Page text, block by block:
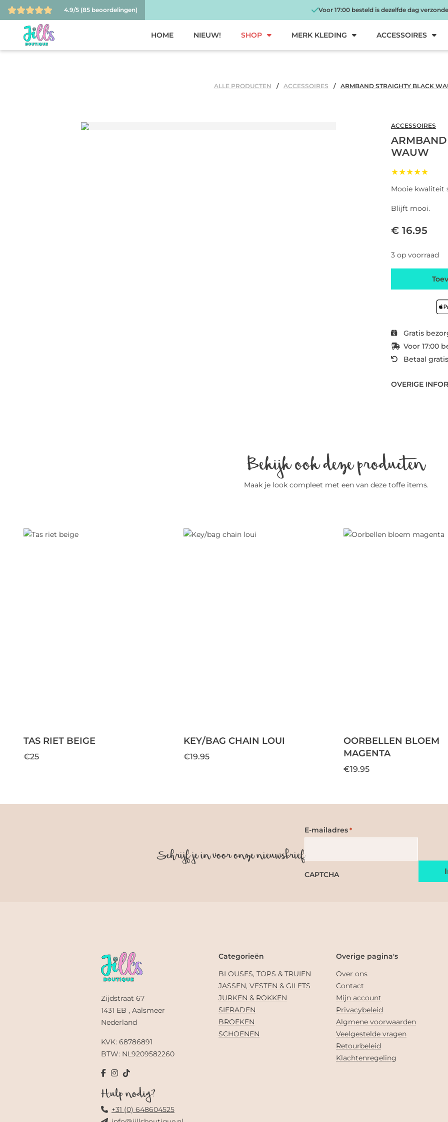
4.9/5 (85 beoordelingen) Voor 17:00 besteld is dezelfde dag
HOME NIEUW! SHOP MERK KLEDING ACCESSOIRES
ALLE PRODUCTEN ACCESSOIRES ARMBAND STRAIGHTY BLACK
ACCESSOIRES
ARMBAND
WAUW
★★★★★
Mooie kwaliteit
Blijft mooi.
€ 16.95
3 op voorraad
Gratis
Voor 17:00
Betaal
OVERIGE
Bekijk ook deze producten
Maak je look compleet met een van deze toffe items.
TAS RIET BEIGE
€25
KEY/BAG CHAIN LOUI
€19.95
OORBELLEN BLOEM
MAGENTA
€19.95
Schrijf je in voor onze nieuwsbrief
E-mailadres *
CAPTCHA
Zijdstraat 67
1431 EB , Aalsmeer
Nederland
KVK: 68786891
BTW: NL9209582260
Hulp nodig?
+31 (0) 648604525
Categorieën
BLOUSES, TOPS & TRUIEN
JASSEN, VESTEN & GILETS
JURKEN & ROKKEN
SIERADEN
BROEKEN
SCHOENEN
Overige pagina's
Over ons
Contact
Mijn account
Privacybeleid
Algmene voorwaarden
Veelgestelde vragen
Retourbeleid
Klachtenregeling